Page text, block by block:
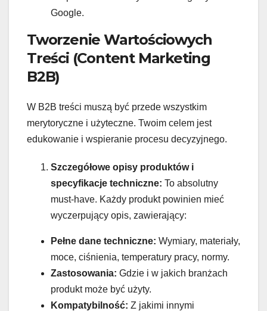
Google.
Tworzenie Wartościowych
Treści (Content Marketing
B2B)
W B2B treści muszą być przede wszystkim
merytoryczne i użyteczne. Twoim celem jest
edukowanie i wspieranie procesu decyzyjnego.
Szczegółowe opisy produktów i
specyfikacje techniczne: To absolutny
must-have. Każdy produkt powinien mieć
wyczerpujący opis, zawierający:
Pełne dane techniczne: Wymiary, materiały,
moce, ciśnienia, temperatury pracy, normy.
Zastosowania: Gdzie i w jakich branżach
produkt może być użyty.
Kompatybilność: Z jakimi innymi